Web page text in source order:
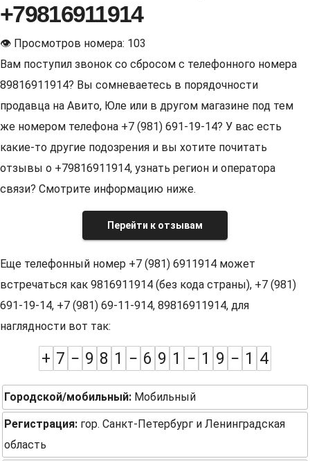
+79816911914
👁 Просмотров номера: 103
Вам поступил звонок со сбросом с телефонного номера
89816911914? Вы сомневаетесь в порядочности
продавца на Авито, Юле или в другом магазине под тем
же номером телефона +7 (981) 691-19-14? У вас есть
какие-то другие подозрения и вы хотите почитать
отзывы о +79816911914, узнать регион и оператора
связи? Смотрите информацию ниже.
Перейти к отзывам
Еще телефонный номер +7 (981) 6911914 может
встречаться как 9816911914 (без кода страны), +7 (981)
691-19-14, +7 (981) 69-11-914, 89816911914, для
наглядности вот так:
+ 7 − 9 8 1 − 6 9 1 − 1 9 − 1 4
Городской/мобильный: Мобильный
Регистрация: гор. Санкт-Петербург и Ленинградская
область